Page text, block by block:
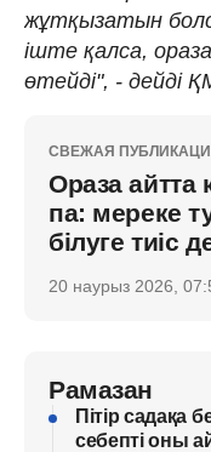
жұтқызатын
іште қалса,
өтейді", - дейді
СВЕЖАЯ
Ораза айтта
па: мереке
білуге тиіс
20 наурыз 2026,
Рамазан
Пітір садақа
себепті оны